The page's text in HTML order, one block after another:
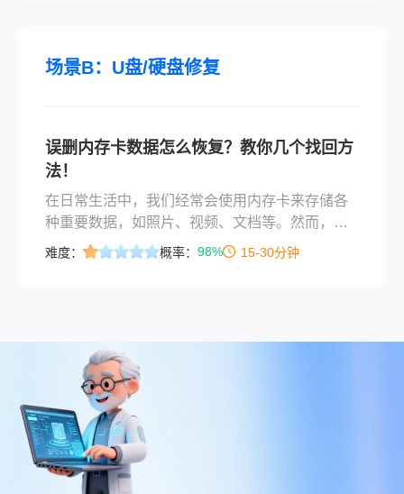
场景B：U盘/硬盘修复
误删内存卡数据怎么恢复？教你几个找回方
法！
在日常生活中，我们经常会使用内存卡来存储各
种重要数据，如照片、视频、文档等。然而，有
时我们可能会不小心误删这些数据，导致重要信
难度： 概率： 98% 15-30分钟